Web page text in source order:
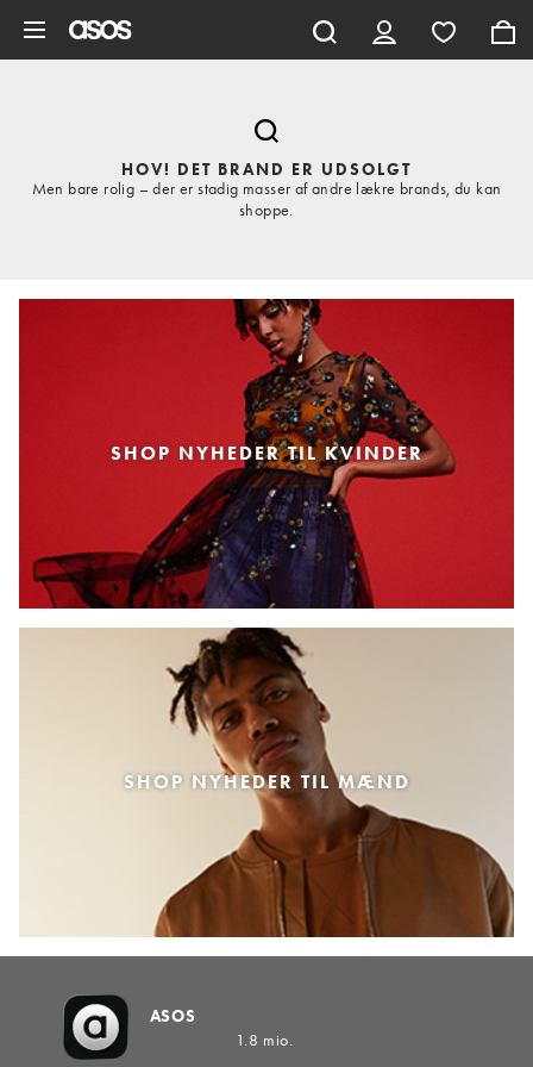
HOV! DET BRAND ER UDSOLGT
Men bare rolig – der er stadig masser af andre lækre brands, du kan
shoppe.
SHOP NYHEDER TIL KVINDER
SHOP NYHEDER TIL MÆND
ASOS
1.8 mio.